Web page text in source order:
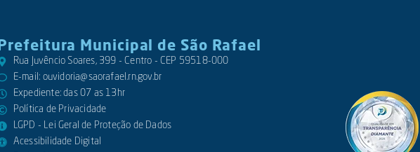
Prefeitura Municipal de São Rafael
Rua Juvêncio Soares, 399 - Centro - CEP 59518-000
E-mail: ouvidoria@saorafael.rn.gov.br
Expediente: das 07 as 13hr
Política de Privacidade
LGPD - Lei Geral de Proteção de Dados
Acessibilidade Digital